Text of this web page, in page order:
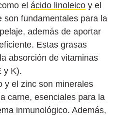
el ácido linoleico y el
son fundamentales para la
además de aportar
Estas grasas
absorción de vitaminas
y K).
y el zinc son minerales
carne, esenciales para la
inmunológico. Además,